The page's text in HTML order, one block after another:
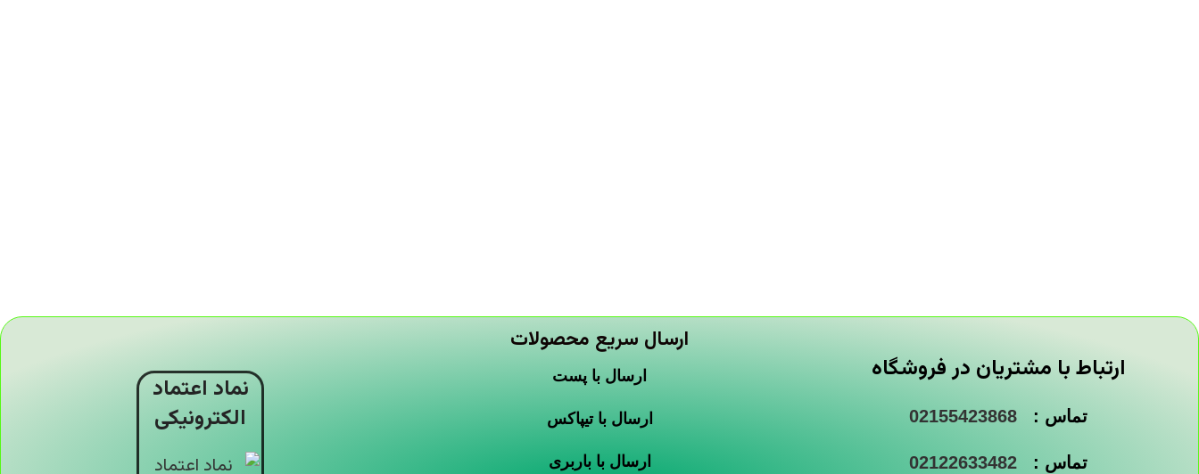
ارتباط با مشتریان در فروشگاه
تماس : 02155423868
تماس : 02122633482
ارسال سریع محصولات
ارسال با پست
ارسال با تیپاکس
ارسال با باربری
نماد اعتماد
الکترونیکی